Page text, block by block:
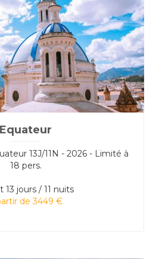
Equateur
13J/11N - 2026 - Limité à
18 pers.
13 jours / 11 nuits
de 3449 €